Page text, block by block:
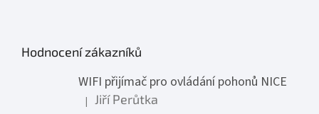
Hodnocení zákazníků
WIFI přijímač pro ovládání pohonů NICE
Hodnocení produktu je 1 z 5 hvězdiček.
| Jiří Perůtka